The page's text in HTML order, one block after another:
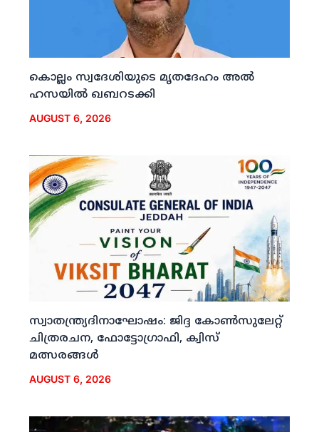
കൊല്ലം സ്വദേശിയുടെ മൃതദേഹം അല്‍
ഹസയില്‍ ഖബറടക്കി
AUGUST 6, 2026
സ്വാതന്ത്ര്യദിനാഘോഷം: ജിദ്ദ കോണ്‍സുലേറ്റ്
ചിത്രരചന, ഫോട്ടോഗ്രാഫി, ക്വിസ്
മത്സരങ്ങള്‍
AUGUST 6, 2026